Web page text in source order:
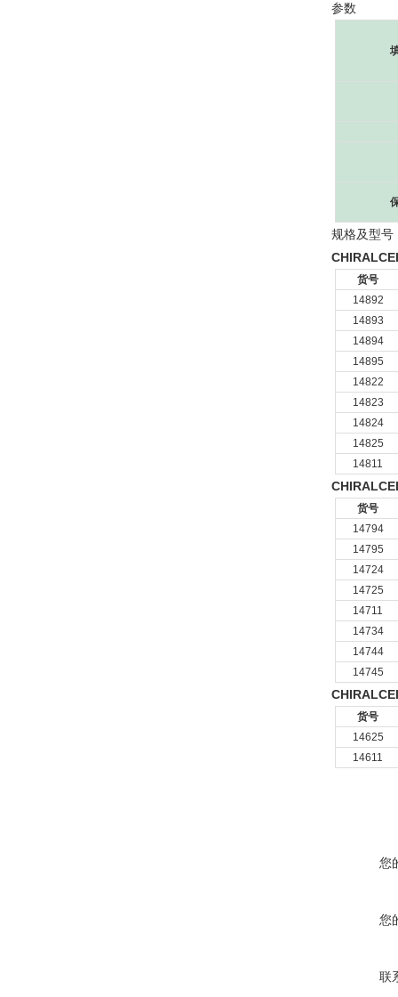
参数
规格及型号
货号
14892
14893
14894
14895
14822
14823
14824
14825
14811
货号
14794
14795
14724
14725
14711
14734
14744
14745
货号
14625
14611
您
您
联